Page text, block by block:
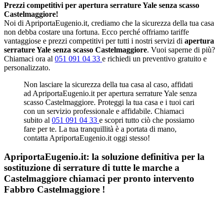
Prezzi competitivi per apertura serrature Yale senza scasso
Castelmaggiore!
Noi di ApriportaEugenio.it, crediamo che la sicurezza della tua casa
non debba costare una fortuna. Ecco perché offriamo tariffe
vantaggiose e prezzi competitivi per tutti i nostri servizi di apertura
serrature Yale senza scasso Castelmaggiore. Vuoi saperne di più?
Chiamaci ora al 051 091 04 33 e richiedi un preventivo gratuito e
personalizzato.
Non lasciare la sicurezza della tua casa al caso, affidati
ad ApriportaEugenio.it per apertura serrature Yale senza
scasso Castelmaggiore. Proteggi la tua casa e i tuoi cari
con un servizio professionale e affidabile. Chiamaci
subito al 051 091 04 33 e scopri tutto ciò che possiamo
fare per te. La tua tranquillità è a portata di mano,
contatta ApriportaEugenio.it oggi stesso!
ApriportaEugenio.it: la soluzione definitiva per la
sostituzione di serrature di tutte le marche a
Castelmaggiore chiamaci per pronto intervento
Fabbro Castelmaggiore !